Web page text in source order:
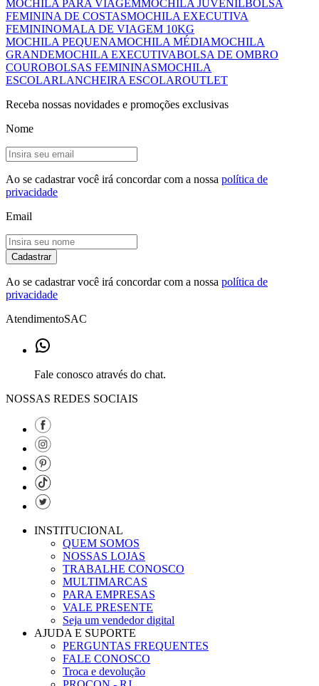
MOCHILA PARA VIAGEMMOCHILA JUVENILBOLSA
FEMININA DE COSTASMOCHILA EXECUTIVA
FEMININOMALA DE VIAGEM 10KG
MOCHILA PEQUENAMOCHILA MÉDIAMOCHILA
GRANDEMOCHILA EXECUTIVABOLSA DE OMBRO
COUROBOLSAS FEMININASMOCHILA
ESCOLARLANCHEIRA ESCOLAROUTLET
Receba nossas novidades e promoções exclusivas
Nome
Ao se cadastrar você irá concordar com a nossa política de
privacidade
Email
Cadastrar
Ao se cadastrar você irá concordar com a nossa política de
privacidade
AtendimentoSAC
Fale conosco através do chat.
NOSSAS REDES SOCIAIS
INSTITUCIONAL
QUEM SOMOS
NOSSAS LOJAS
TRABALHE CONOSCO
MULTIMARCAS
PARA EMPRESAS
VALE PRESENTE
Seja um vendedor digital
AJUDA E SUPORTE
PERGUNTAS FREQUENTES
FALE CONOSCO
Troca e devolução